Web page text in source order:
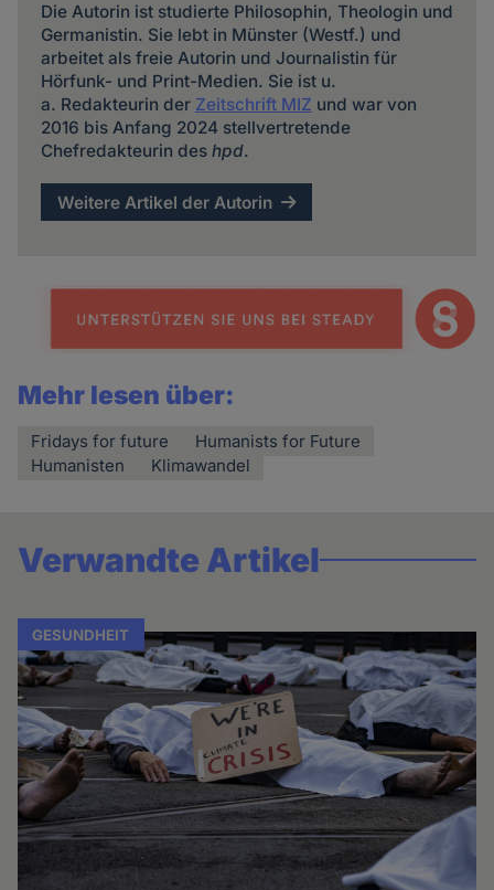
Die Autorin ist studierte Philosophin, Theologin und
Germanistin. Sie lebt in Münster (Westf.) und
arbeitet als freie Autorin und Journalistin für
Hörfunk- und Print-Medien. Sie ist u.
a. Redakteurin der Zeitschrift MIZ und war von
2016 bis Anfang 2024 stellvertretende
Chefredakteurin des hpd.
Weitere Artikel der Autorin
Mehr lesen über:
Fridays for future
Humanists for Future
Humanisten
Klimawandel
Verwandte Artikel
GESUNDHEIT